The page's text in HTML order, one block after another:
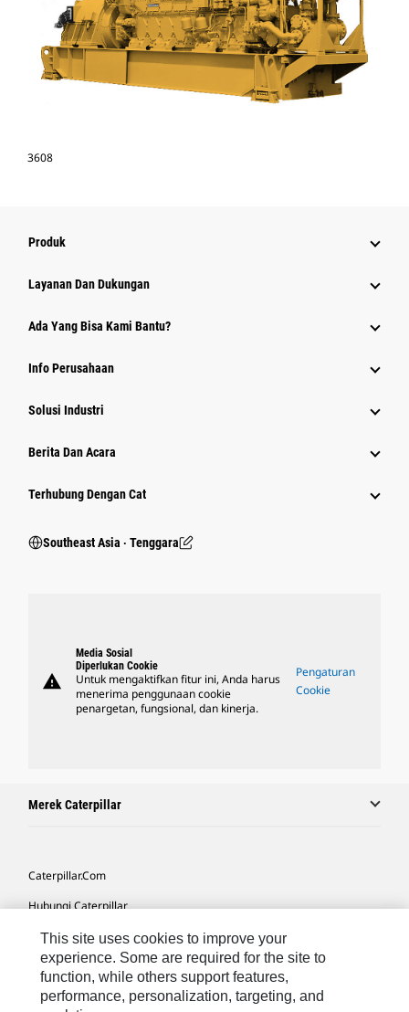
3608
Produk
Layanan Dan Dukungan
Ada Yang Bisa Kami Bantu?
Info Perusahaan
Solusi Industri
Berita Dan Acara
Terhubung Dengan Cat
Southeast Asia ‧ Tenggara
warning
Media Sosial
Diperlukan Cookie
Untuk mengaktifkan fitur ini, Anda harus
menerima penggunaan cookie
penargetan, fungsional, dan kinerja.
Pengaturan
Cookie
Merek Caterpillar
Caterpillar.com
Hubungi Caterpillar
Preferensi Pemasaran Saya
Peta Situs
Cookie Settings
This site uses cookies to improve your
experience. Some are required for the site to
function, while others support features,
performance, personalization, targeting, and